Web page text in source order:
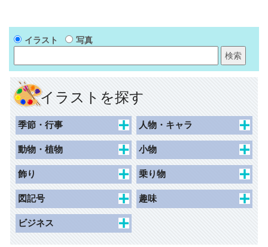
イラスト 写真
イラストを探す
季節・行事
春
夏
秋
冬
記念日
人物・キャラ
キャラクター
動物キャラクター
女性
動物・植物
花束
花
草木
動物・昆虫
小物
食べ物・飲み物
持ち物・日用品
その他
飾り
枠（ハガキ）
枠（名刺）
枠（写真シール）
乗り物
交通
図記号
一般施設
趣味
ビジネス